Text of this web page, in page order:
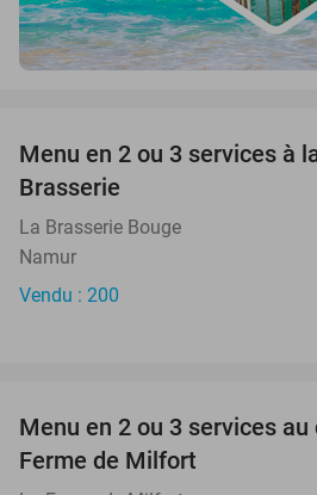
Menu en 2 ou 3 services à
Brasserie
La Brasserie Bouge
Namur
Vendu : 200
Menu en 2 ou 3 services
Ferme de Milfort